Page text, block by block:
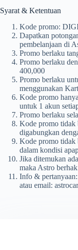
Syarat & Ketentuan
Kode promo:
Dapatkan
pembelanjaan di
Promo berlaku
Promo berlaku
400,000
Promo berlaku
menggunakan
Kode promo
untuk 1 akun
Promo berlaku
Kode promo tidak
digabungkan
Kode promo tidak
dalam kondisi
Jika ditemukan
maka Astro
Info &
atau email: